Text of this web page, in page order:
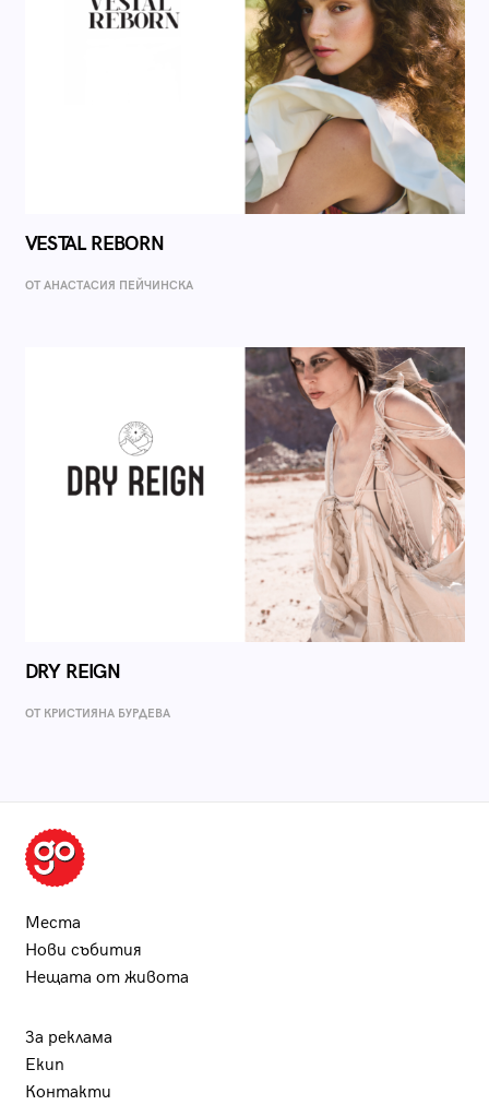
VESTAL REBORN
ОТ AНАСТАСИЯ ПЕЙЧИНСКА
DRY REIGN
ОТ КРИСТИЯНА БУРДЕВА
Места
Нови събития
Нещата от живота
За реклама
Екип
Контакти